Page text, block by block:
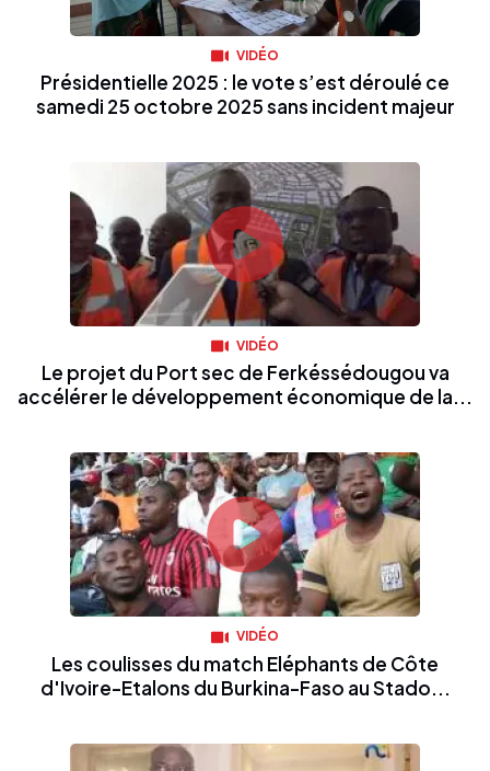
VIDÉO
Présidentielle 2025 : le vote s’est déroulé ce
samedi 25 octobre 2025 sans incident majeur
VIDÉO
Le projet du Port sec de Ferkéssédougou va
accélérer le développement économique de la...
VIDÉO
Les coulisses du match Eléphants de Côte
d'Ivoire-Etalons du Burkina-Faso au Stado...